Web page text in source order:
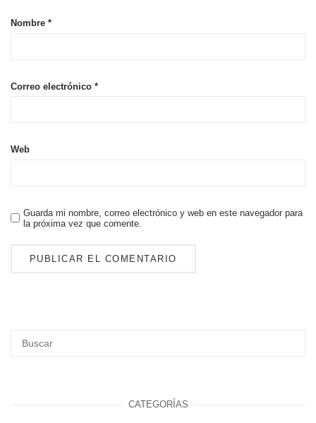
Nombre *
Correo electrónico *
Web
Guarda mi nombre, correo electrónico y web en este navegador para
la próxima vez que comente.
CATEGORÍAS